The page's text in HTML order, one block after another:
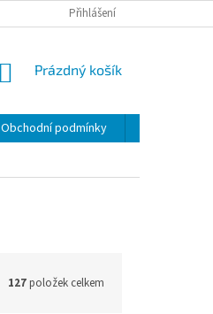
Přihlášení
NÁKUPNÍ
Prázdný košík
Obchodní podmínky
127položek celkem